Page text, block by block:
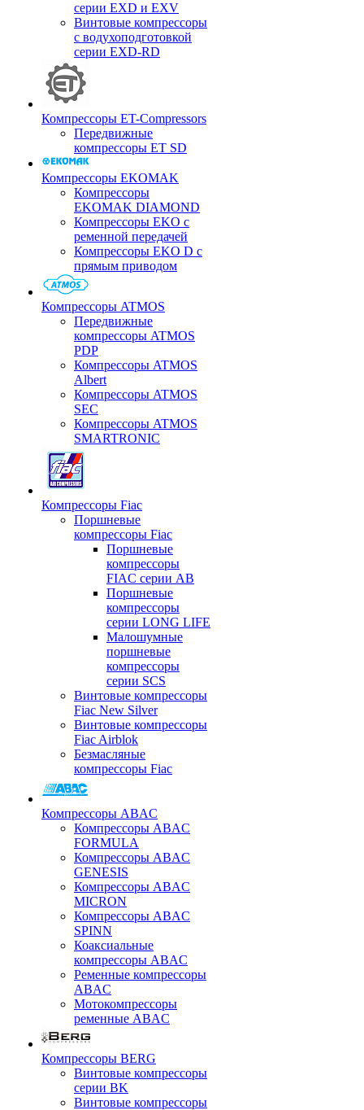
серии EXD и EXV
Винтовые компрессоры
с водухоподготовкой
серии EXD-RD
Компрессоры ET-Compressors
Передвижные
компрессоры ET SD
Компрессоры EKOMAK
Компрессоры
EKOMAK DIAMOND
Компрессоры EKO c
ременной передачей
Компрессоры EKO D с
прямым приводом
Компрессоры ATMOS
Передвижные
компрессоры ATMOS
PDP
Компрессоры ATMOS
Albert
Компрессоры ATMOS
SEC
Компрессоры ATMOS
SMARTRONIC
Компрессоры Fiac
Поршневые
компрессоры Fiac
Поршневые
компрессоры
FIAC серии AB
Поршневые
компрессоры
серии LONG LIFE
Малошумные
поршневые
компрессоры
серии SCS
Винтовые компрессоры
Fiac New Silver
Винтовые компрессоры
Fiac Airblok
Безмасляные
компрессоры Fiac
Компрессоры ABAC
Компрессоры ABAC
FORMULA
Компрессоры ABAC
GENESIS
Компрессоры ABAC
MICRON
Компрессоры ABAC
SPINN
Коаксиальные
компрессоры ABAC
Ременные компрессоры
ABAC
Мотокомпрессоры
ременные ABAC
Компрессоры BERG
Винтовые компрессоры
серии BK
Винтовые компрессоры